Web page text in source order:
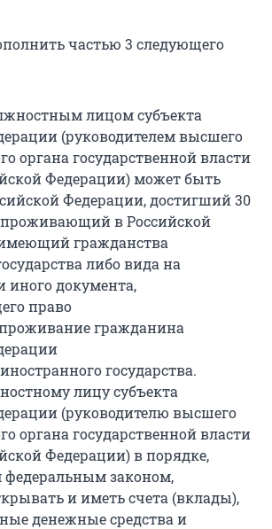
частью 3 следующего
лицом субъекта
(руководителем высшего
органа государственной власти
Федерации) может быть
Федерации, достигший 30
проживающий в Российской
гражданства
либо вида на
иного документа,
право
гражданина
государства.
лицу субъекта
(руководителю высшего
органа государственной власти
Федерации) в порядке,
федеральным законом,
и иметь счета (вклады),
денежные средства и